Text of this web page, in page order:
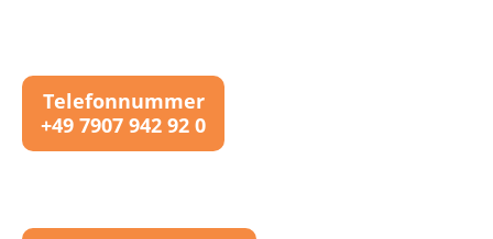
Telefonnummer
+49 7907 942 92 0